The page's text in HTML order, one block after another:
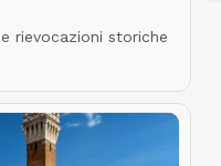
rievocazioni storiche